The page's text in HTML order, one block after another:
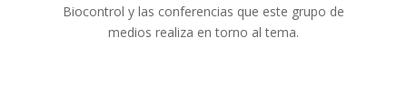
Biocontrol y las conferencias que este grupo de
medios realiza en torno al tema.